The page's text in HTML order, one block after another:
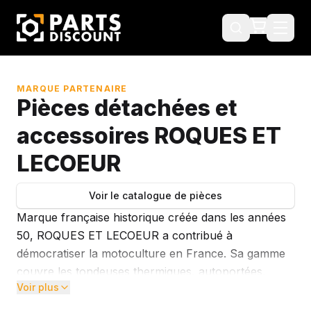
MARQUE PARTENAIRE
Pièces détachées et
accessoires ROQUES ET
LECOEUR
Voir le catalogue de pièces
Marque française historique créée dans les années
50, ROQUES ET LECOEUR a contribué à
démocratiser la motoculture en France. Sa gamme
couvre les tondeuses thermiques, autoportées,
débroussailleuses, scarificateurs, broyeurs de
Voir plus